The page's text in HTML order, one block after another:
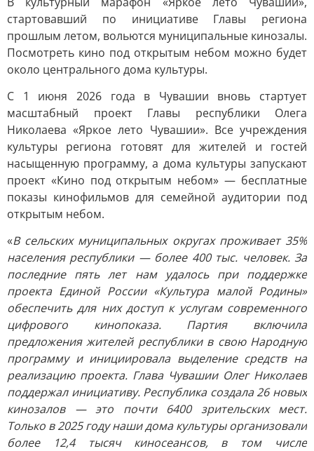
стартовавший по инициативе Главы региона
прошлым летом, вольются муниципальные кинозалы.
Посмотреть кино под открытым небом можно будет
около центрального дома культуры.
С 1 июня 2026 года в Чувашии вновь стартует
масштабный проект Главы республики Олега
Николаева «Яркое лето Чувашии». Все учреждения
культуры региона готовят для жителей и гостей
насыщенную программу, а дома культуры запускают
проект «Кино под открытым небом» — бесплатные
показы кинофильмов для семейной аудитории под
открытым небом.
«В сельских муниципальных округах проживает 35%
населения республики — более 400 тыс. человек. За
последние пять лет нам удалось при поддержке
проекта Единой России «Культура малой Родины»
обеспечить для них доступ к услугам современного
цифрового кинопоказа. Партия включила
предложения жителей республики в свою Народную
программу и инициировала выделение средств на
реализацию проекта. Глава Чувашии Олег Николаев
поддержал инициативу. Республика создала 26 новых
кинозалов — это почти 6400 зрительских мест.
Только в 2025 году наши дома культуры организовали
более 12,4 тысяч киносеансов, в том числе